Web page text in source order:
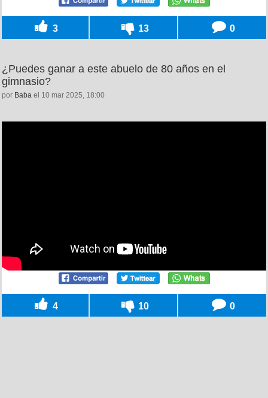
3 13 0
¿Puedes ganar a este abuelo de 80 años en el
gimnasio?
por Baba el 10 mar 2025, 18:00
4 10 0